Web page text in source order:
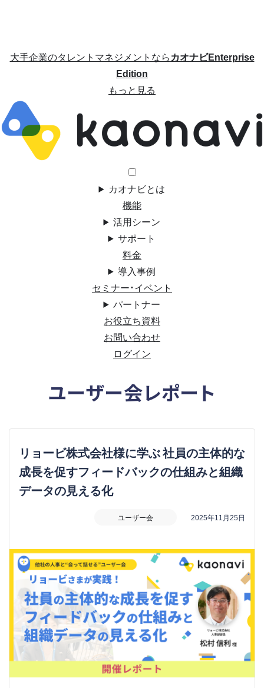
大手企業のタレントマネジメントならカオナビEnterprise
Edition
もっと見る
カオナビとは
機能
活用シーン
サポート
料金
導入事例
セミナー・イベント
パートナー
お役立ち資料
お問い合わせ
ログイン
ユーザー会レポート
リョービ株式会社様に学ぶ 社員の主体的な
成長を促すフィードバックの仕組みと組織
データの見える化
2025年11月25日
ユーザー会